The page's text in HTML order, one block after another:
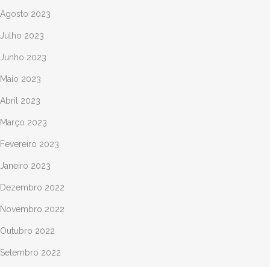
Agosto 2023
Julho 2023
Junho 2023
Maio 2023
Abril 2023
Março 2023
Fevereiro 2023
Janeiro 2023
Dezembro 2022
Novembro 2022
Outubro 2022
Setembro 2022